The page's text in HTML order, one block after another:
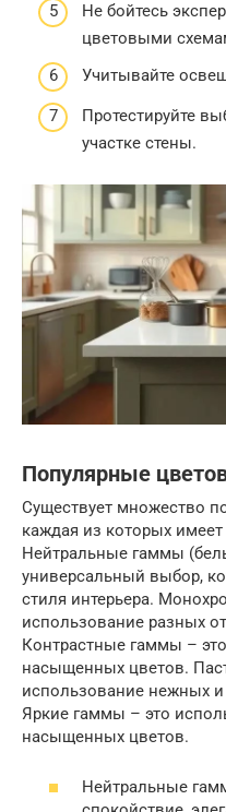
Не бойтесь
цветовыми
Учитывайте
Протестируйте
участке стены.
Популярные
Существует множество
каждая из которых
Нейтральные гаммы
универсальный выбор,
стиля интерьера.
использование разных
Контрастные гаммы –
насыщенных цветов.
использование нежных
Яркие гаммы – это
насыщенных цветов.
Нейтральные